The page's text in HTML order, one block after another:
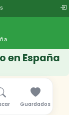
en España
Guardados